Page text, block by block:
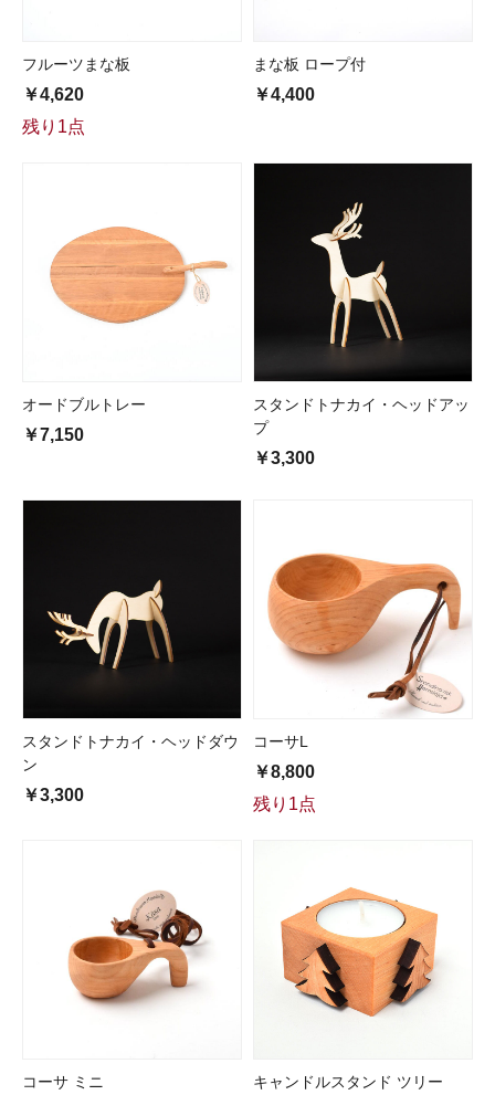
フルーツまな板
￥4,620
残り1点
まな板 ロープ付
￥4,400
オードブルトレー
￥7,150
スタンドトナカイ・ヘッドアッ
プ
￥3,300
スタンドトナカイ・ヘッドダウ
ン
￥3,300
コーサL
￥8,800
残り1点
コーサ ミニ
キャンドルスタンド ツリー